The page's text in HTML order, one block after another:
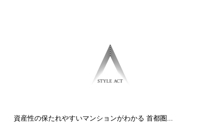
資産性の保たれやすいマンションがわかる 首都圏...